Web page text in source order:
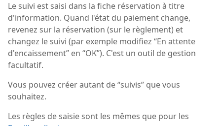
Le suivi est saisi dans la fiche réservation à titre
d'information. Quand l'état du paiement change,
revenez sur la réservation (sur le règlement) et
changez le suivi (par exemple modifiez “En attente
d'encaissement” en “OK”). C'est un outil de gestion
facultatif.
Vous pouvez créer autant de “suivis” que vous
souhaitez.
Les règles de saisie sont les mêmes que pour les